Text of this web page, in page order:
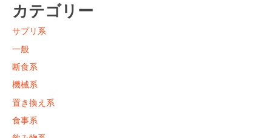
カテゴリー
サプリ系
一般
断食系
機械系
置き換え系
食事系